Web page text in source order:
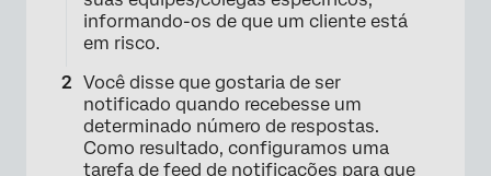
informando-os de que um cliente está
em risco.
Você disse que gostaria de ser
notificado quando recebesse um
determinado número de respostas.
Como resultado, configuramos uma
tarefa de feed de notificações para que